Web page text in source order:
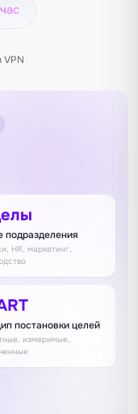
VPN
подразделения
HR, маркетинг,
постановки целей
измеримые,